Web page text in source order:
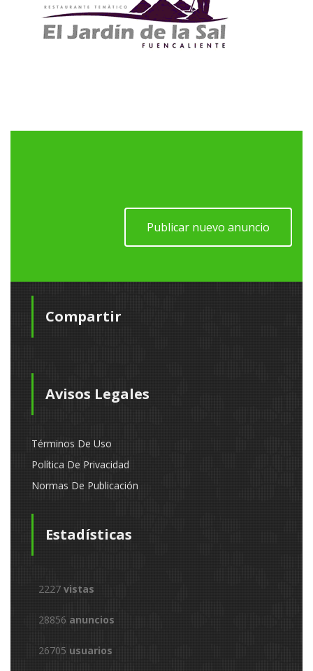
Publicar nuevo anuncio
Compartir
Avisos Legales
Términos De Uso
Política De Privacidad
Normas De Publicación
Estadísticas
2227 vistas
28856 anuncios
26705 usuarios